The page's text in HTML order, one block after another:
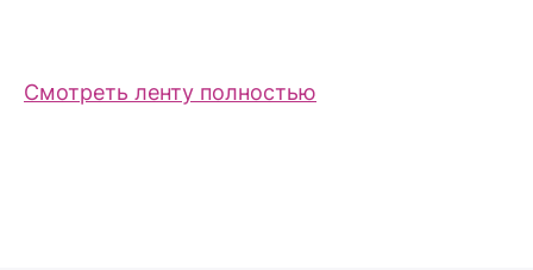
Смотреть ленту полностью